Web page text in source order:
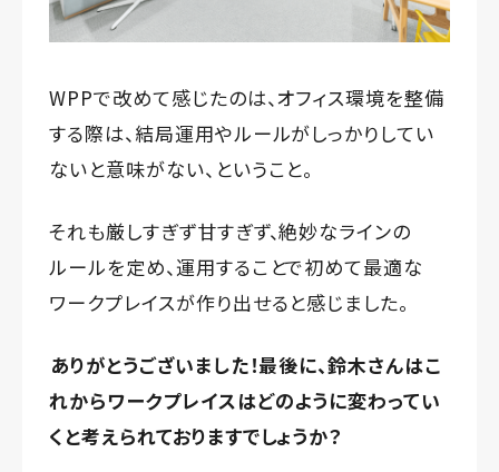
WPPで改めて感じたのは、オフィス環境を整備
する際は、結局運用やルールがしっかりしてい
ないと意味がない、ということ。
それも厳しすぎず甘すぎず、絶妙なラインの
ルールを定め、運用することで初めて最適な
ワークプレイスが作り出せると感じました。
ありがとうございました！最後に、鈴木さんはこ
れからワークプレイスはどのように変わってい
くと考えられておりますでしょうか？